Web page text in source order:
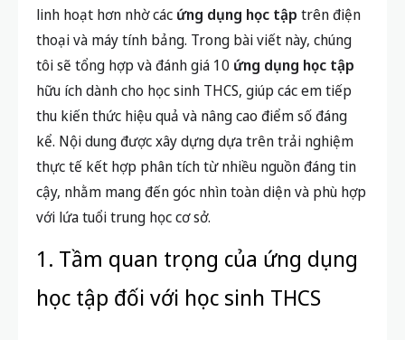
linh hoạt hơn nhờ các ứng dụng học tập trên điện
thoại và máy tính bảng. Trong bài viết này, chúng
tôi sẽ tổng hợp và đánh giá 10 ứng dụng học tập
hữu ích dành cho học sinh THCS, giúp các em tiếp
thu kiến thức hiệu quả và nâng cao điểm số đáng
kể. Nội dung được xây dựng dựa trên trải nghiệm
thực tế kết hợp phân tích từ nhiều nguồn đáng tin
cậy, nhằm mang đến góc nhìn toàn diện và phù hợp
với lứa tuổi trung học cơ sở.
1. Tầm quan trọng của ứng dụng
học tập đối với học sinh THCS